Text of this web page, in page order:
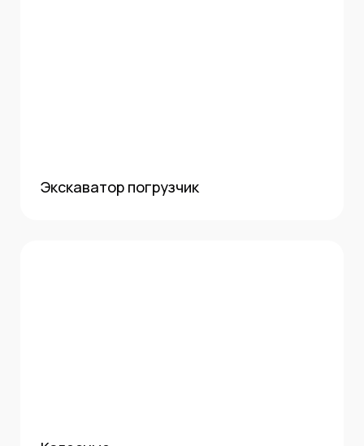
Экскаватор погрузчик